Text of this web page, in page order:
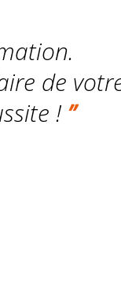
de
! ”